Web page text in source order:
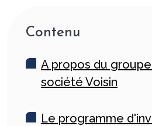
Contenu
A propos du
société Voisin
Le programme